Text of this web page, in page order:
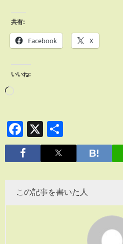
共有:
Facebook X
いいね:
Facebook
X
有
この記事を書いた人